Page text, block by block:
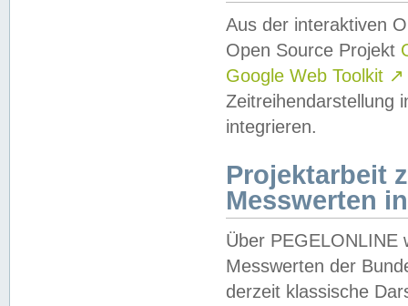
Aus der interaktiven
Open Source Projekt
Google Web Toolkit ↗
Zeitreihendarstellung
integrieren.
Projektarbeit
Messwerten
Über PEGELONLINE
Messwerten der
derzeit klassische